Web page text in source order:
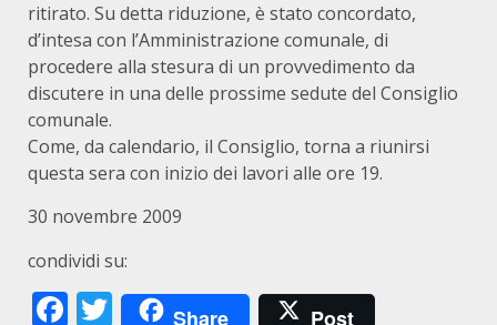
ritirato. Su detta riduzione, è stato concordato,
d’intesa con l’Amministrazione comunale, di
procedere alla stesura di un provvedimento da
discutere in una delle prossime sedute del Consiglio
comunale.
Come, da calendario, il Consiglio, torna a riunirsi
questa sera con inizio dei lavori alle ore 19.
30 novembre 2009
condividi su:
Facebook
Twitter
Share Post